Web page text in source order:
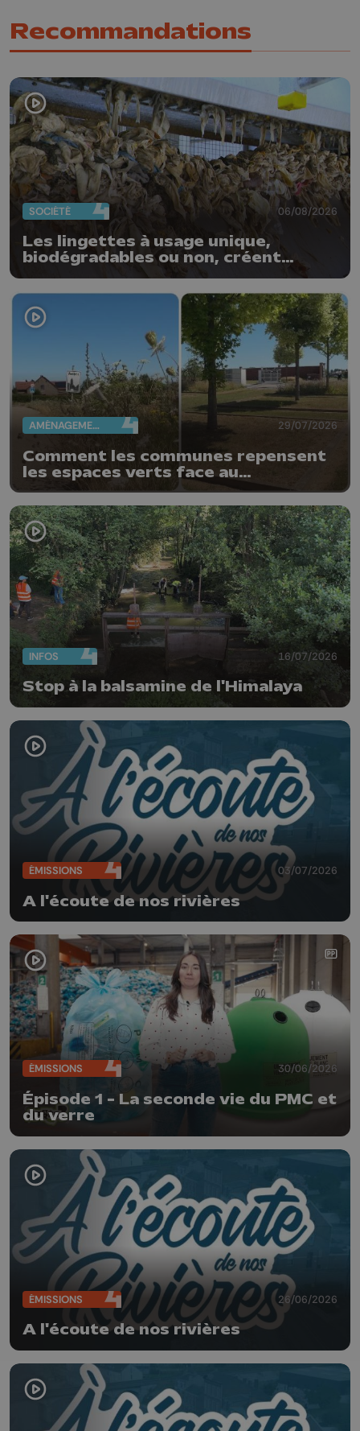
Recommandations
SOCIÉTÉ 06/08/2026
Les lingettes à usage unique,
biodégradables ou non, créent
quotidiennement des bouchons
dans nos stations d'épuration
AMÉNAGEMENT DU TERRITOIRE 29/07/2026
Comment les communes repensent
les espaces verts face au
changement climatique
INFOS 16/07/2026
Stop à la balsamine de l'Himalaya
ÉMISSIONS 03/07/2026
A l'écoute de nos rivières
ÉMISSIONS 30/06/2026
Épisode 1 - La seconde vie du PMC et
du verre
ÉMISSIONS 26/06/2026
A l'écoute de nos rivières